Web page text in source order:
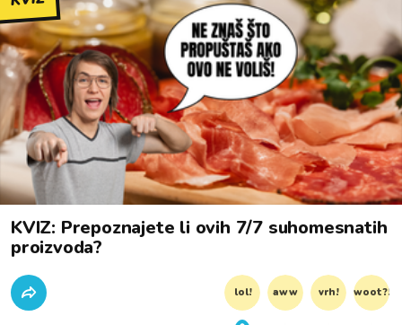
KVIZ: Prepoznajete li ovih 7/7 suhomesnatih
proizvoda?
lol! aww vrh! woot?!